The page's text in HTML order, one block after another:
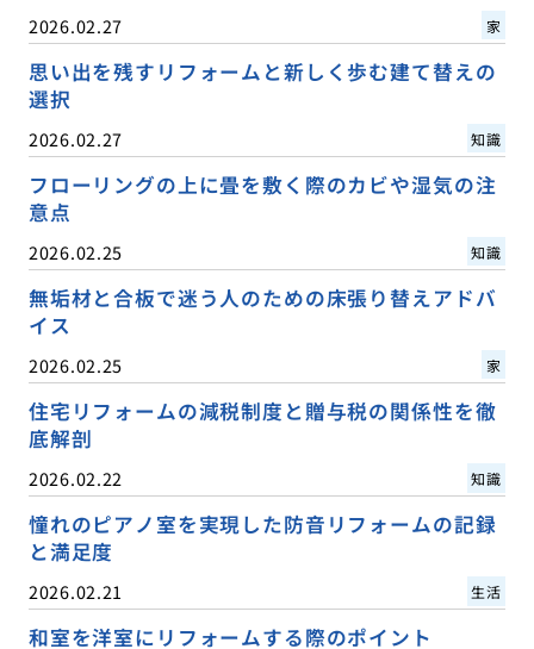
2026.02.27 家
思い出を残すリフォームと新しく歩む建て替えの
選択
2026.02.27 知識
フローリングの上に畳を敷く際のカビや湿気の注
意点
2026.02.25 知識
無垢材と合板で迷う人のための床張り替えアドバ
イス
2026.02.25 家
住宅リフォームの減税制度と贈与税の関係性を徹
底解剖
2026.02.22 知識
憧れのピアノ室を実現した防音リフォームの記録
と満足度
2026.02.21 生活
和室を洋室にリフォームする際のポイント